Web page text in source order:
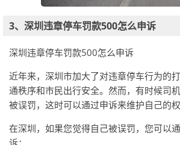
3、深圳违章停车罚款500怎么申诉
深圳违章停车罚款500怎么申诉
近年来，深圳市加大了对违章停车行为的
通秩序和市民出行安全。然而，有时候司
被误罚，这时可以通过申诉来维护自己的权
在深圳，如果您觉得自己被误罚，您可以
诉：